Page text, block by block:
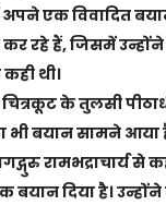
अपने एक विवादित
रहे हैं, जिसमें उन्होंने
थी।
के तुलसी
भी बयान सामने
रामभद्राचार्य से
दिया है।